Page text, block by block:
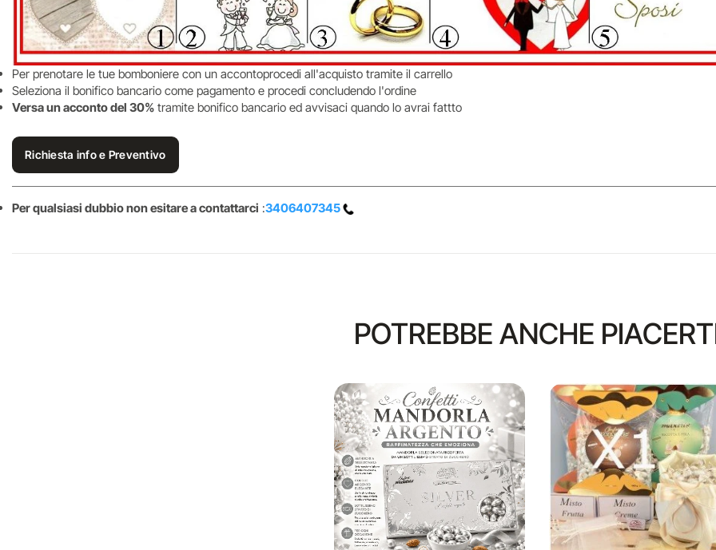
Per prenotare le tue bomboniere con un accontoprocedi all'acquisto tramite il carrello
Seleziona il bonifico bancario come pagamento e procedi concludendo l'ordine
Versa un acconto del 30% tramite bonifico bancario ed avvisaci quando lo avrai fattto
Richiesta info e Preventivo
Per qualsiasi dubbio non esitare a contattarci :3406407345
POTREBBE ANCHE